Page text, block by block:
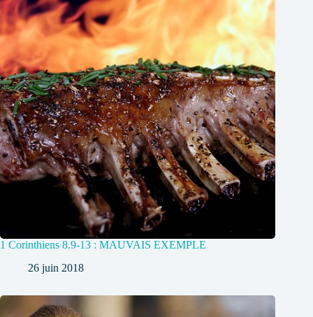
1 Corinthiens 8.9-13 : MAUVAIS EXEMPLE
26 juin 2018